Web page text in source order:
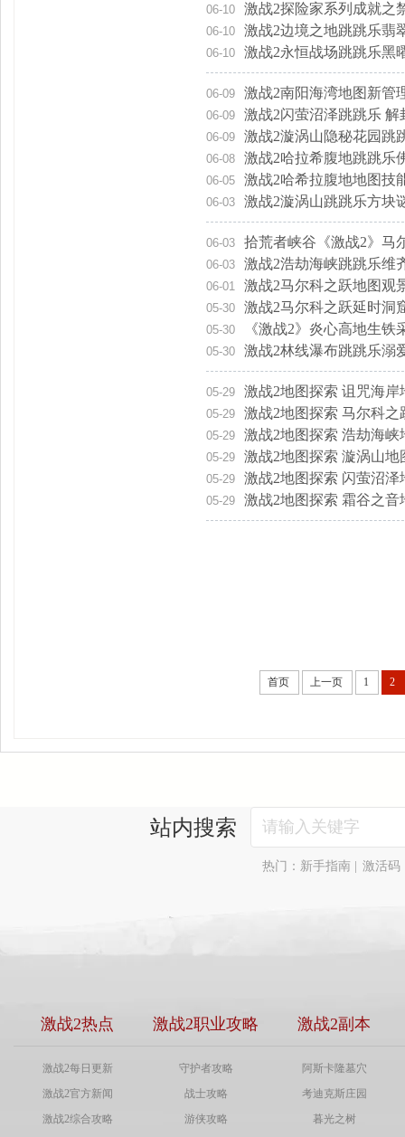
06-10 激战2探险家系列成就之
06-10 激战2边境之地跳跳乐
06-10 激战2永恒战场跳跳乐黑
06-09 激战2南阳海湾地图新管
06-09 激战2闪萤沼泽跳跳乐 解
06-09 激战2漩涡山隐秘花园跳
06-08 激战2哈拉希腹地跳跳乐
06-05 激战2哈希拉腹地地图技
06-03 激战2漩涡山跳跳乐方块
06-03 拾荒者峡谷《激战2》马
06-03 激战2浩劫海峡跳跳乐维
06-01 激战2马尔科之跃地图观
05-30 激战2马尔科之跃延时洞
05-30 《激战2》炎心高地生铁
05-30 激战2林线瀑布跳跳乐溺
05-29 激战2地图探索 诅咒海岸
05-29 激战2地图探索 马尔科之
05-29 激战2地图探索 浩劫海峡
05-29 激战2地图探索 漩涡山地
05-29 激战2地图探索 闪萤沼泽
05-29 激战2地图探索 霜谷之音
首页 上一页 1 2
站内搜索
热门： 新手指南 激活码
激战2热点
激战2每日更新
激战2官方新闻
激战2综合攻略
激战2职业攻略
守护者攻略
战士攻略
游侠攻略
激战2副本
阿斯卡隆墓穴
考迪克斯庄园
暮光之树